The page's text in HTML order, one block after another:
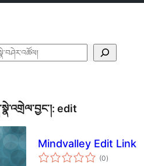
edit
Mindvalley Edit Link
(0གདེང་
འཇོག་
)